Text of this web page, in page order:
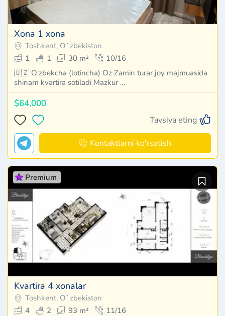
Xona 1 xona
Toshkent, Oʻzbekiston
1
1 30 m²
10/16
🇺🇿 O‘zbekcha (lotincha) Oz Zamin turar joy majmuasida
shinam kvartira sotiladi Mazkur …
$64,000
Tavsiya eting
Kontaktlarni ko'rsatish
Premium
Kvartira 4 xonalar
Toshkent, Oʻzbekiston
4
2 93 m²
11/16